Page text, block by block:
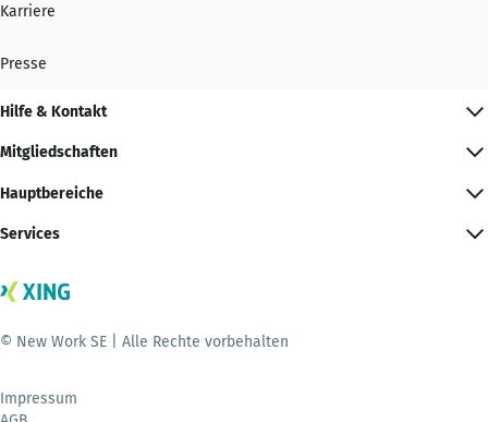
Karriere
Presse
Hilfe & Kontakt
Mitgliedschaften
Hauptbereiche
Services
© New Work SE | Alle Rechte vorbehalten
Impressum